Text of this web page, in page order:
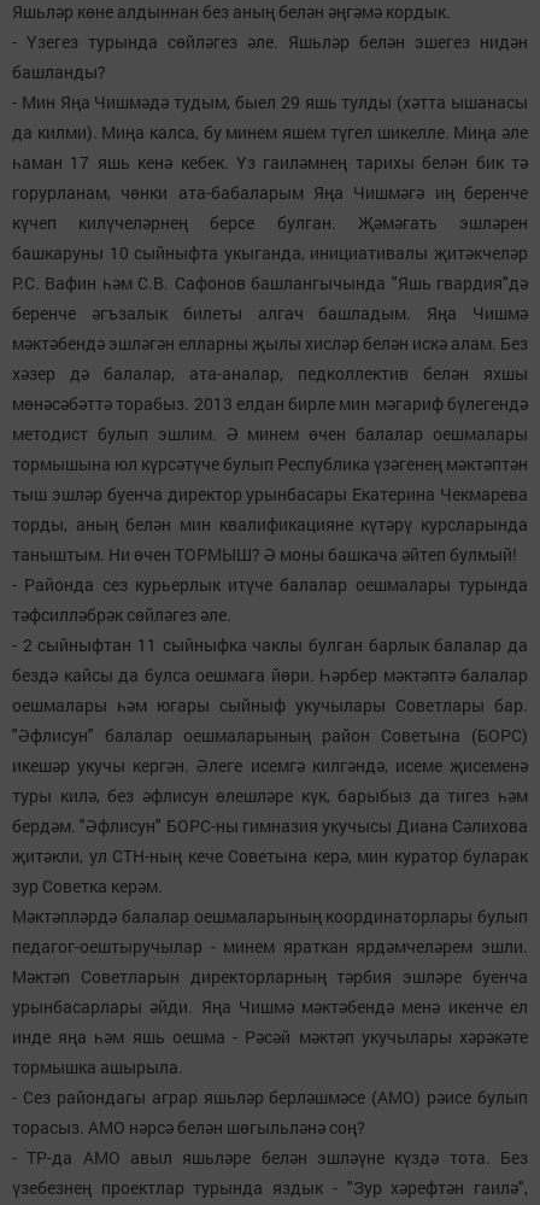
Яшьләр көне алдыннан без аның белән әңгәмә кордык.
- Үзегез турында сөйләгез әле. Яшьләр белән эшегез нидән
башланды?
- Мин Яңа Чишмәдә тудым, быел 29 яшь тулды (хәтта ышанасы
да килми). Миңа калса, бу минем яшем түгел шикелле. Миңа әле
һаман 17 яшь кенә кебек. Үз гаиләмнең тарихы белән бик тә
горурланам, чөнки ата-бабаларым Яңа Чишмәгә иң беренче
күчеп килүчеләрнең берсе булган. Җәмәгать эшләрен
башкаруны 10 сыйныфта укыганда, инициативалы җитәкчеләр
Р.С. Вафин һәм С.В. Сафонов башлангычында "Яшь гвардия"дә
беренче әгъзалык билеты алгач башладым. Яңа Чишмә
мәктәбендә эшләгән елларны җылы хисләр белән искә алам. Без
хәзер дә балалар, ата-аналар, педколлектив белән яхшы
мөнәсәбәттә торабыз. 2013 елдан бирле мин мәгариф бүлегендә
методист булып эшлим. Ә минем өчен балалар оешмалары
тормышына юл күрсәтүче булып Республика үзәгенең мәктәптән
тыш эшләр буенча директор урынбасары Екатерина Чекмарева
торды, аның белән мин квалификацияне күтәрү курсларында
таныштым. Ни өчен ТОРМЫШ? Ә моны башкача әйтеп булмый!
- Районда сез курьерлык итүче балалар оешмалары турында
тәфсилләбрәк сөйләгез әле.
- 2 сыйныфтан 11 сыйныфка чаклы булган барлык балалар да
бездә кайсы да булса оешмага йөри. Һәрбер мәктәптә балалар
оешмалары һәм югары сыйныф укучылары Советлары бар.
"Әфлисун" балалар оешмаларының район Советына (БОРС)
икешәр укучы кергән. Әлеге исемгә килгәндә, исеме җисеменә
туры килә, без әфлисун өлешләре күк, барыбыз да тигез һәм
бердәм. "Әфлисун" БОРС-ны гимназия укучысы Диана Сәлихова
җитәкли, ул СТН-ның кече Советына керә, мин куратор буларак
зур Советка керәм.
Мәктәпләрдә балалар оешмаларының координаторлары булып
педагог-оештыручылар - минем яраткан ярдәмчеләрем эшли.
Мәктәп Советларын директорларның тәрбия эшләре буенча
урынбасарлары әйди. Яңа Чишмә мәктәбендә менә икенче ел
инде яңа һәм яшь оешма - Рәсәй мәктәп укучылары хәрәкәте
тормышка ашырыла.
- Сез райондагы аграр яшьләр берләшмәсе (АМО) рәисе булып
торасыз. АМО нәрсә белән шөгыльләнә соң?
- ТР-да АМО авыл яшьләре белән эшләүне күздә тота. Без
үзебезнең проектлар турында яздык - "Зур хәрефтән гаилә",